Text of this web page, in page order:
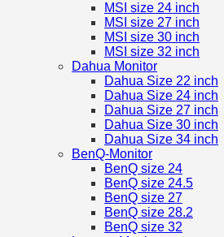
MSI size 24 inch
MSI size 27 inch
MSI size 30 inch
MSI size 32 inch
Dahua Monitor
Dahua Size 22 inch
Dahua Size 24 inch
Dahua Size 27 inch
Dahua Size 30 inch
Dahua Size 34 inch
BenQ-Monitor
BenQ size 24
BenQ size 24.5
BenQ size 27
BenQ size 28.2
BenQ size 32